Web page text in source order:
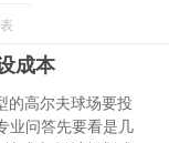
成本
的高尔夫球场要投
业问答先要看是几